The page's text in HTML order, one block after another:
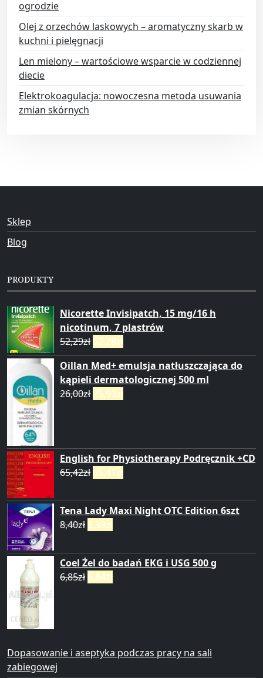
ogrodzie
Olej z orzechów laskowych – aromatyczny skarb w
kuchni i pielęgnacji
Len mielony – wartościowe wsparcie w codziennej
diecie
Elektrokoagulacja: nowoczesna metoda usuwania
zmian skórnych
Sklep
Blog
PRODUKTY
Nicorette Invisipatch, 15 mg/16 h
nicotinum, 7 plastrów
52,29zł 52,28zł
Oillan Med+ emulsja natłuszczająca do
kąpieli dermatologicznej 500 ml
26,00zł 25,99zł
English for Physiotherapy Podręcznik +CD
65,42zł 65,41zł
Tena Lady Maxi Night OTC Edition 6szt
8,40zł 8,39zł
Coel Żel do badań EKG i USG 500 g
6,85zł 6,84zł
Dopasowanie i aseptyka podczas pracy na sali
zabiegowej